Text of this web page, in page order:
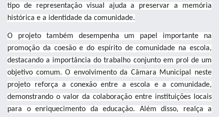
tipo de representação visual ajuda a preservar a memória
histórica e a identidade da comunidade.
O projeto também desempenha um papel importante na
promoção da coesão e do espírito de comunidade na escola,
destacando a importância do trabalho conjunto em prol de um
objetivo comum. O envolvimento da Câmara Municipal neste
projeto reforça a conexão entre a escola e a comunidade,
demonstrando o valor da colaboração entre instituições locais
para o enriquecimento da educação. Além disso, realça a